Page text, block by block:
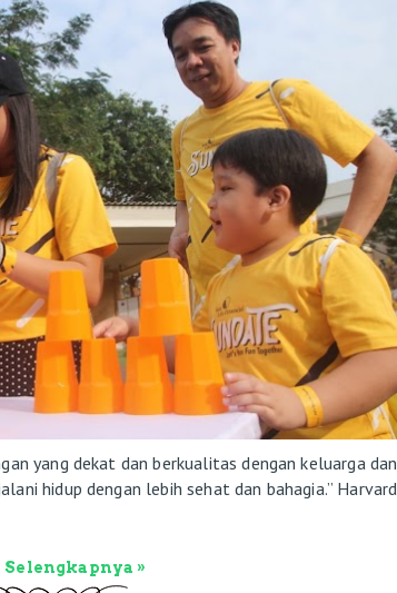
yang dekat dan berkualitas dengan keluarga dan
hidup dengan lebih sehat dan bahagia.” Harvard
Selengkapnya »